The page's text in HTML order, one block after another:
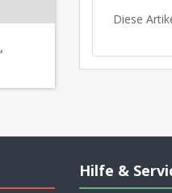
,
Diese
Hilfe &